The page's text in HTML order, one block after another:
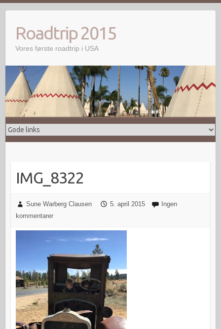
contentRoadtrip 2015
Vores første roadtrip i USA
IMG_8322
Sune Warberg Clausen 5. april 2015
Ingen
kommentarer